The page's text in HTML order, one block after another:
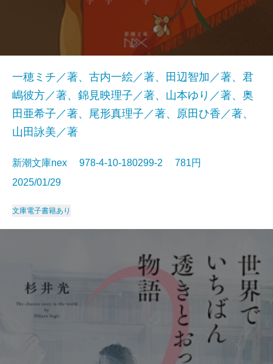
一穂ミチ／著、古内一絵／著、田辺智加／著、君
嶋彼方／著、錦見映理子／著、山本ゆり／著、奥
田亜希子／著、尾形真理子／著、原田ひ香／著、
山田詠美／著
新潮文庫nex 978-4-10-180299-2 781円
2025/01/29
文庫電子書籍あり